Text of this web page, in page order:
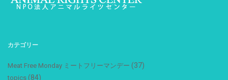
カテゴリー
Meat Free Monday ミートフリーマンデー (37)
topics (84)